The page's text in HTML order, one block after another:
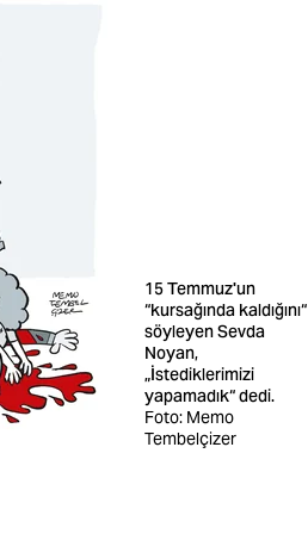
15 Temmuz'un
“kursağında kaldığını“
söyleyen Sevda
Noyan,
„İstediklerimizi
yapamadık“ dedi.
Foto: Memo
Tembelçizer